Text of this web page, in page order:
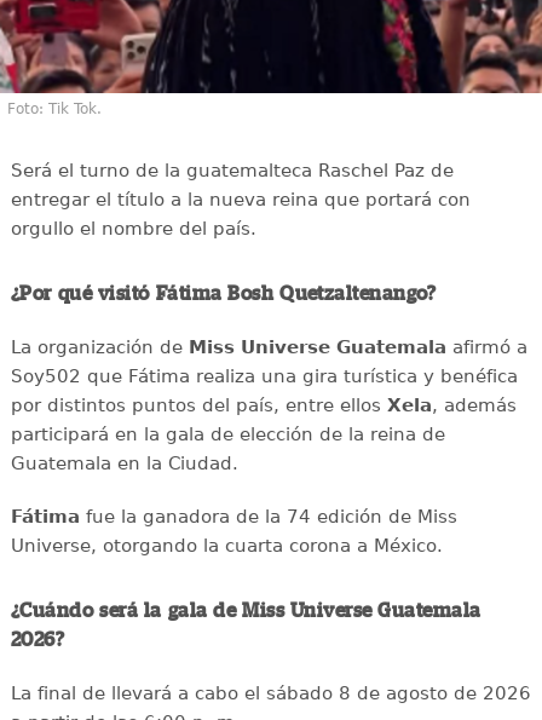
Foto: Tik Tok.
Será el turno de la guatemalteca Raschel Paz de
entregar el título a la nueva reina que portará con
orgullo el nombre del país.
¿Por qué visitó Fátima Bosh Quetzaltenango?
La organización de Miss Universe Guatemala afirmó a
Soy502 que Fátima realiza una gira turística y benéfica
por distintos puntos del país, entre ellos Xela, además
participará en la gala de elección de la reina de
Guatemala en la Ciudad.
Fátima fue la ganadora de la 74 edición de Miss
Universe, otorgando la cuarta corona a México.
¿Cuándo será la gala de Miss Universe Guatemala
2026?
La final de llevará a cabo el sábado 8 de agosto de 2026